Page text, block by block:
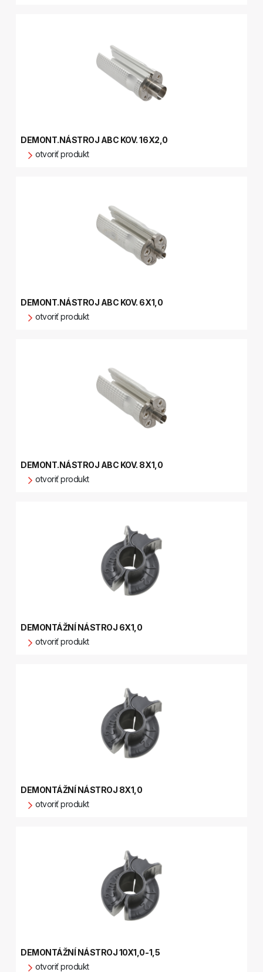
DEMONT.NÁSTROJ ABC KOV. 16X2,0
otvoriť produkt
DEMONT.NÁSTROJ ABC KOV. 6X1,0
otvoriť produkt
DEMONT.NÁSTROJ ABC KOV. 8X1,0
otvoriť produkt
DEMONTÁŽNÍ NÁSTROJ 6X1,0
otvoriť produkt
DEMONTÁŽNÍ NÁSTROJ 8X1,0
otvoriť produkt
DEMONTÁŽNÍ NÁSTROJ 10X1,0-1,5
otvoriť produkt